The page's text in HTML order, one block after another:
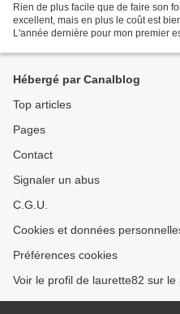
Rien de plus facile que de faire son
excellent, mais en plus le coût est
L'année dernière pour mon premier
Hébergé par Canalblog
Top articles
Pages
Contact
Signaler un abus
C.G.U.
Cookies et données
Préférences cookies
Voir le profil de laurette82 sur le